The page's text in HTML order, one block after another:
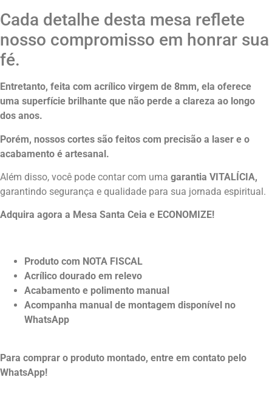
Cada detalhe desta mesa reflete
nosso compromisso em honrar sua
fé.
Entretanto, feita com acrílico virgem de 8mm, ela oferece
uma superfície brilhante que não perde a clareza ao longo
dos anos.
Porém, nossos cortes são feitos com precisão a laser e o
acabamento é artesanal.
Além disso, você pode contar com uma garantia VITALÍCIA,
garantindo segurança e qualidade para sua jornada espiritual.
Adquira agora a Mesa Santa Ceia e ECONOMIZE!
Produto com NOTA FISCAL
Acrílico dourado em relevo
Acabamento e polimento manual
Acompanha manual de montagem disponível no
WhatsApp
Para comprar o produto montado, entre em contato pelo
WhatsApp!